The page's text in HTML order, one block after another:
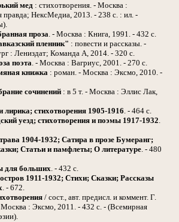
мед : стихотворения. - Москва :
правда; НексМедиа, 2013. - 238 с. : ил. -
проза. - Москва : Книга, 1991. - 432 с.
пленник" : повести и рассказы. -
: Лениздат; Команда А, 2014. - 320 с.
поэта. - Москва : Вагриус, 2001. - 270 с.
книжка : роман. - Москва : Эксмо, 2010. -
сочинений : в 5 т. - Москва : Эллис Лак,
лирика; стихотворения 1905-1916. - 464 с.
уезд; стихотворения и поэмы 1917-1932.
1904-1932; Сатира в прозе Бумеранг;
Статьи и памфлеты; О литературе. - 480
для больших. - 432 с.
1911-1932; Стихи; Сказки; Рассказы
. - 672.
/ сост., авт. предисл. и коммент. Г.
: Эксмо, 2011. - 432 с. - (Всемирная